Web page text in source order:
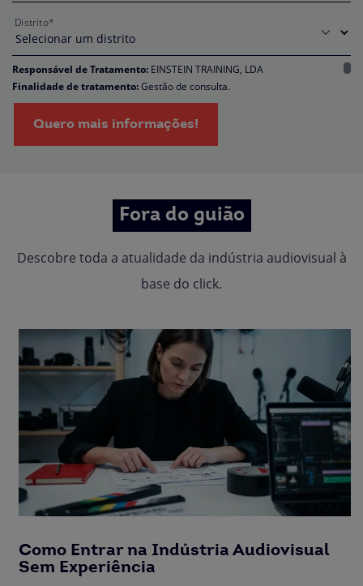
Distrito*
Responsável de Tratamento: EINSTEIN TRAINING, LDA
Finalidade de tratamento:Gestão de consulta.
Encarregado da Proteção de Dados:dpo@northius.com
Destinatários:Nenhum dado será transferido, exceto por obrigação legal. /
Direitos: aceder, retificar e excluir os dados, bem como outros direitos,
conforme o explicito naPolítica de Privacidade.
Quero mais informações!
Fora do guião
Descobre toda a atualidade da indústria audiovisual à
base do click.
Como Entrar na Indústria Audiovisual
Sem Experiência